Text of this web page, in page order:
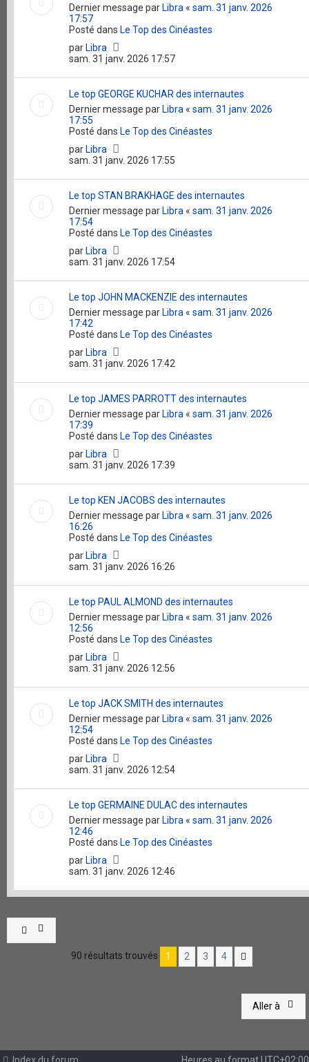
Dernier message par Libra « sam. 31 janv. 2026
17:57
Posté dans Le Top des Cinéastes
par Libra
sam. 31 janv. 2026 17:57
Le top GEORGE KUCHAR des internautes
Dernier message par Libra « sam. 31 janv. 2026
17:55
Posté dans Le Top des Cinéastes
par Libra
sam. 31 janv. 2026 17:55
Le top STAN BRAKHAGE des internautes
Dernier message par Libra « sam. 31 janv. 2026
17:54
Posté dans Le Top des Cinéastes
par Libra
sam. 31 janv. 2026 17:54
Le top JOHN MACKENZIE des internautes
Dernier message par Libra « sam. 31 janv. 2026
17:42
Posté dans Le Top des Cinéastes
par Libra
sam. 31 janv. 2026 17:42
Le top JAMES PARROTT des internautes
Dernier message par Libra « sam. 31 janv. 2026
17:39
Posté dans Le Top des Cinéastes
par Libra
sam. 31 janv. 2026 17:39
Le top KEN JACOBS des internautes
Dernier message par Libra « sam. 31 janv. 2026
16:26
Posté dans Le Top des Cinéastes
par Libra
sam. 31 janv. 2026 16:26
Le top PAUL ALMOND des internautes
Dernier message par Libra « sam. 31 janv. 2026
12:56
Posté dans Le Top des Cinéastes
par Libra
sam. 31 janv. 2026 12:56
Le top JACK SMITH des internautes
Dernier message par Libra « sam. 31 janv. 2026
12:54
Posté dans Le Top des Cinéastes
par Libra
sam. 31 janv. 2026 12:54
Le top GERMAINE DULAC des internautes
Dernier message par Libra « sam. 31 janv. 2026
12:46
Posté dans Le Top des Cinéastes
par Libra
sam. 31 janv. 2026 12:46
90 résultats trouvés 1 2 3 4
Aller à